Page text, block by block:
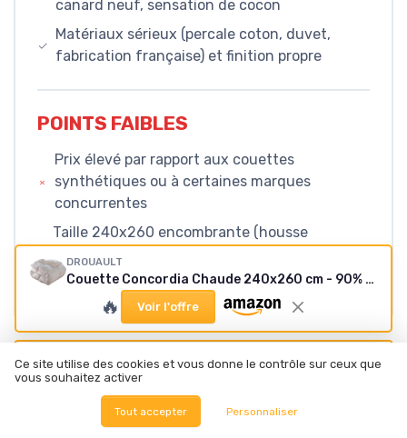
canard neuf, sensation de cocon
Matériaux sérieux (percale coton, duvet,
fabrication française) et finition propre
POINTS FAIBLES
Prix élevé par rapport aux couettes
synthétiques ou à certaines marques
concurrentes
Taille 240x260 encombrante (housse
spécifique obligatoire, machine de grande
capacité pour le lavage)
CONCLUSION
NOTE DE LA RÉDACTION
DROUAULT
Couette Concordia Chaude 240x260 cm - 90% duvet de canard
🔥 Voir l'offre
Ce site utilise des cookies et vous donne le contrôle sur ceux que
vous souhaitez activer
Tout accepter Personnaliser